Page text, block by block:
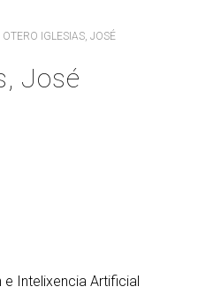
OTERO IGLESIAS, JOSÉ
José
Intelixencia Artificial